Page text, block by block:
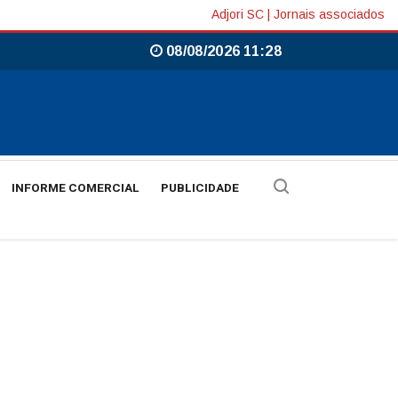
Adjori SC Jornais associados
08/08/2026 11:28
INFORME COMERCIAL PUBLICIDADE